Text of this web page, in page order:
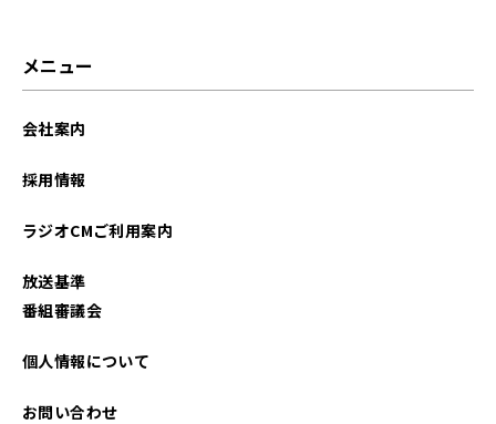
メニュー
会社案内
採用情報
ラジオCMご利用案内
放送基準
番組審議会
個人情報について
お問い合わせ